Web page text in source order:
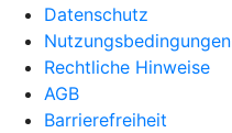
Datenschutz
Nutzungsbedingungen
Rechtliche Hinweise
AGB
Barrierefreiheit